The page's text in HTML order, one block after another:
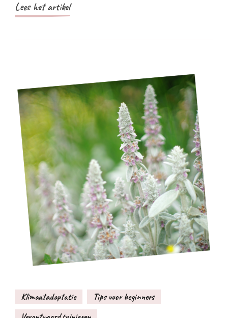
Lees het artikel
Klimaatadaptatie
Tips voor beginners